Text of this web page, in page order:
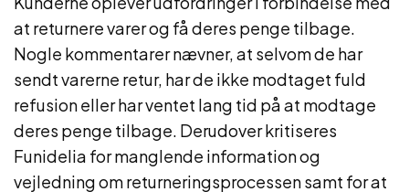
at returnere varer og få deres penge tilbage.
Nogle kommentarer nævner, at selvom de har
sendt varerne retur, har de ikke modtaget fuld
refusion eller har ventet lang tid på at modtage
deres penge tilbage. Derudover kritiseres
Funidelia for manglende information og
vejledning om returneringsprocessen samt for at